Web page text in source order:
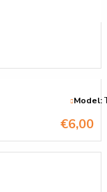
€6,00
Model: